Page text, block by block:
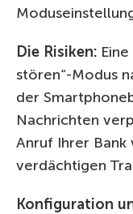
Die Risiken:
stören“-Modus
der
Nachrichten
Anruf Ihrer
verdächtigen
Konfiguration